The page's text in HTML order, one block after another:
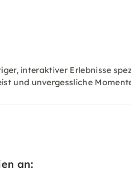
interaktiver Erlebnisse
und unvergessliche
an: